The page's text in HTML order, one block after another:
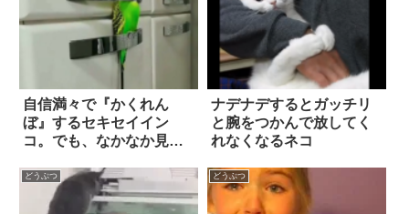
自信満々で『かくれん
ぼ』するセキセイイン
コ。でも、なかなか見つ
て…？
ナデナデするとガッチリ
と腕をつかんで放してく
れなくなるネコ
どうぶつ どうぶつ